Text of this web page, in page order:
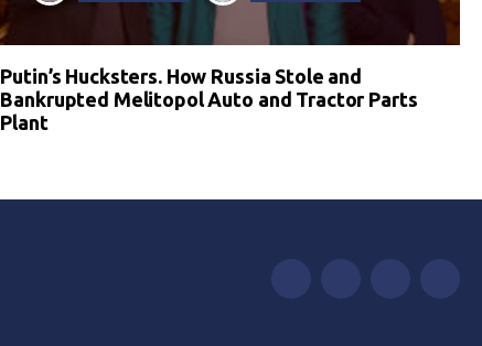
Putin’s Hucksters. How Russia Stole and
Bankrupted Melitopol Auto and Tractor Parts
Plant